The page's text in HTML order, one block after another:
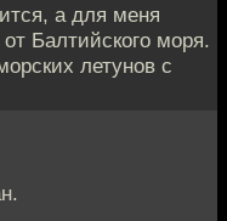
а для меня
Балтийского моря.
летунов с